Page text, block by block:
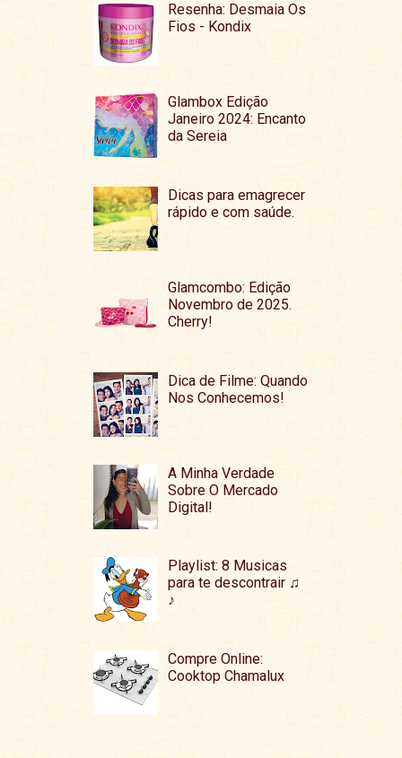
Resenha: Desmaia Os
Fios - Kondix
Glambox Edição
Janeiro 2024: Encanto
da Sereia
Dicas para emagrecer
rápido e com saúde.
Glamcombo: Edição
Novembro de 2025.
Cherry!
Dica de Filme: Quando
Nos Conhecemos!
A Minha Verdade
Sobre O Mercado
Digital!
Playlist: 8 Musicas
para te descontrair ♫
♪
Compre Online:
Cooktop Chamalux